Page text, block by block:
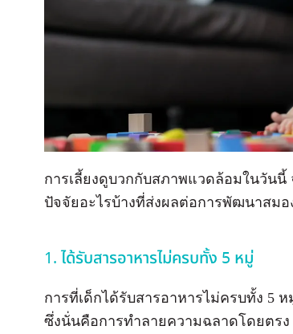
การเลี้ยงดูบวกกับสภาพแวดล้อมในวัน
ปัจจัยอะไรบ้างที่ส่งผลต่อการพัฒนาสม
1. ได้รับสารอาหารไม่ครบทั้ง 5 หมู่
การที่เด็กได้รับสารอาหารไม่ครบทั้ง 5
ซึ่งนั่นคือการทำลายความฉลาดโดยตร